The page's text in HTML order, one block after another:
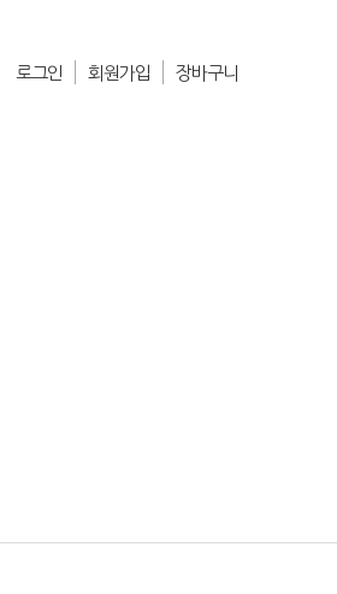
로그인 회원가입 장바구니